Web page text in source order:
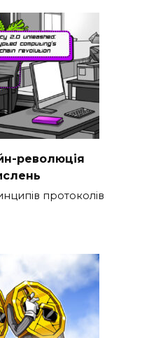
революція
протоколів